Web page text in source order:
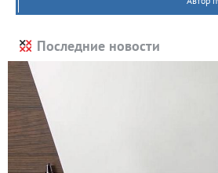
Последние новости